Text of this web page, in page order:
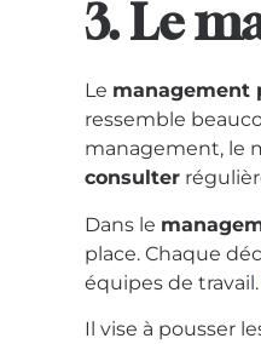
3. Le
Le management
ressemble
management, le
consulter
Dans le
place. Chaque
équipes de travail.
Il vise à pousser